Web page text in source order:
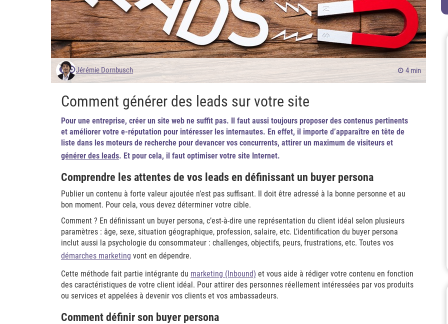
Jérémie Dornbusch 4 min
Comment générer des leads sur votre site
Pour une entreprise, créer un site web ne suffit pas. Il faut aussi toujours proposer des contenus pertinents
et améliorer votre e-réputation pour intéresser les internautes. En effet, il importe d’apparaître en tête de
liste dans les moteurs de recherche pour devancer vos concurrents, attirer un maximum de visiteurs et
générer des leads. Et pour cela, il faut optimiser votre site Internet.
Comprendre les attentes de vos leads en définissant un buyer persona
Publier un contenu à forte valeur ajoutée n’est pas suffisant. Il doit être adressé à la bonne personne et au
bon moment. Pour cela, vous devez déterminer votre cible.
Comment ? En définissant un buyer persona, c’est-à-dire une représentation du client idéal selon plusieurs
paramètres : âge, sexe, situation géographique, profession, salaire, etc. L’identification du buyer persona
inclut aussi la psychologie du consommateur : challenges, objectifs, peurs, frustrations, etc. Toutes vos
démarches marketing vont en dépendre.
Cette méthode fait partie intégrante du marketing (Inbound) et vous aide à rédiger votre contenu en fonction
des caractéristiques de votre client idéal. Pour attirer des personnes réellement intéressées par vos produits
ou services et appelées à devenir vos clients et vos ambassadeurs.
Comment définir son buyer persona